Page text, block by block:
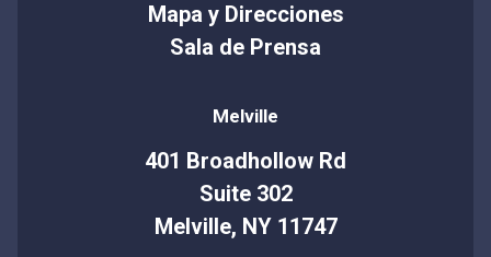
Mapa y Direcciones
Sala de Prensa
Melville
401 Broadhollow Rd
Suite 302
Melville, NY 11747